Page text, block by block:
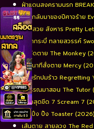
ฝ่าแดนสงครามนรก
การกลับมาของปีศาจร้าย
หน้าสวย สังหาร Pretty
ยอดกระบี่ ทลายสวรรค์
จ๋อจัดตาย The Monkey
90 นาทีสั่งตาย Mercy
รอยรักปมร้าว Regretting
พี่วรรณมาสอน The Tutor
หวีดสุดขีด 7 Scream 7
ปิง ปิ่ง ปิ้ง Toaster (2026)
เส้นตาย สายลวง The